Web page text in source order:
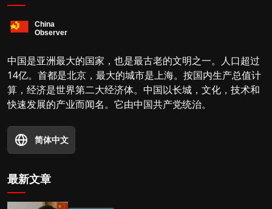
中国是亚洲最大的国家，也是最古老的文明之一。人口超过
14亿。首都是北京，最大的城市是上海。按国内生产总值计
算，经济是世界第二大经济体。中国以长城，文化，技术和
快速发展的产业而闻名。它由中国共产党统治。
简体中文
最新文章